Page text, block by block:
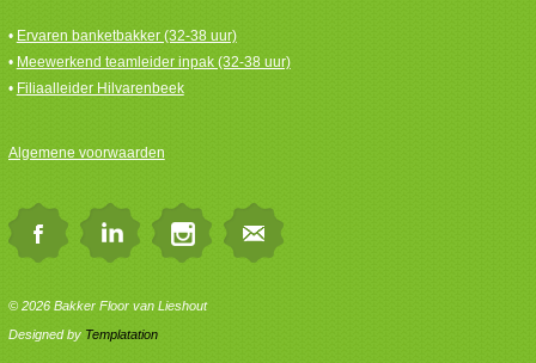
• Ervaren banketbakker (32-38 uur)
• Meewerkend teamleider inpak (32-38 uur)
• Filiaalleider Hilvarenbeek
Algemene voorwaarden
© 2026 Bakker Floor van Lieshout
Designed by Templatation